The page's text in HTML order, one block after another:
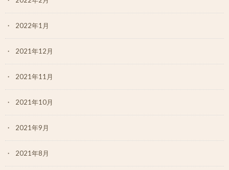
2022年1月
2021年12月
2021年11月
2021年10月
2021年9月
2021年8月